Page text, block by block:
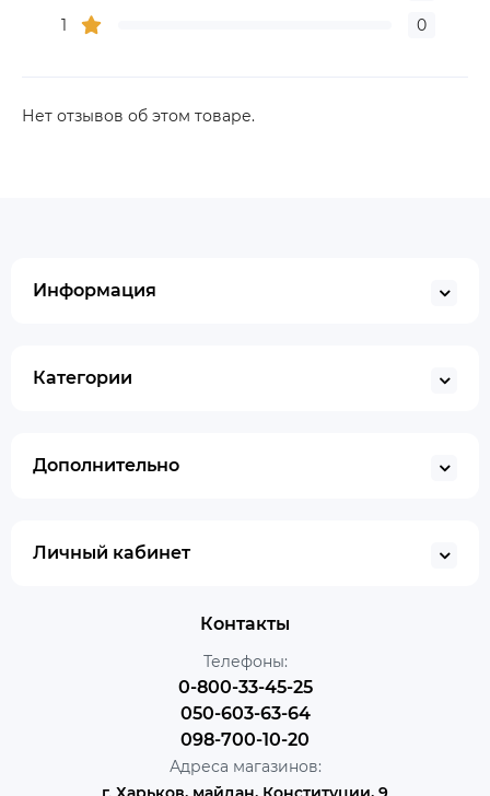
1
0
Нет отзывов об этом товаре.
Информация
Категории
Дополнительно
Личный кабинет
Контакты
Телефоны:
0-800-33-45-25
050-603-63-64
098-700-10-20
Адреса магазинов: